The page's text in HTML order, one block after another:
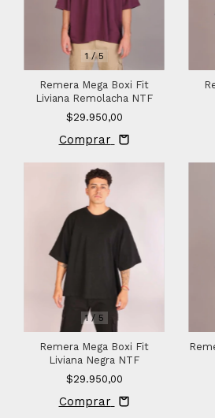
1/5
Remera Mega Boxi Fit
Liviana Remolacha NTF
$29.950,00
Comprar
1/ 5
Remera Mega Boxi Fit
Liviana Negra NTF
$29.950,00
Comprar